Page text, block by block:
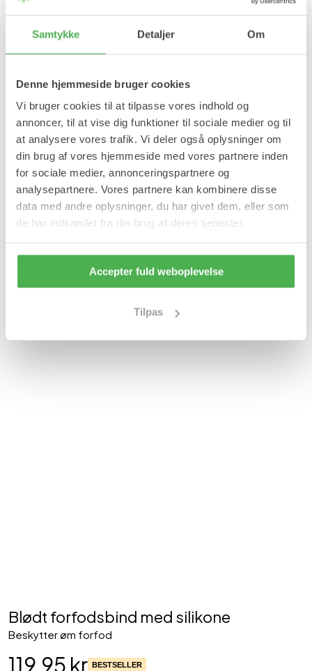
Samtykke Detaljer Om
Denne hjemmeside bruger cookies
Vi bruger cookies til at tilpasse vores indhold og
annoncer, til at vise dig funktioner til sociale medier og til
at analysere vores trafik. Vi deler også oplysninger om
din brug af vores hjemmeside med vores partnere inden
for sociale medier, annonceringspartnere og
analysepartnere. Vores partnere kan kombinere disse
data med andre oplysninger, du har givet dem, eller som
de har indsamlet fra din brug af deres tjenester.
Accepter fuld weboplevelse
Tilpas
Blødt forfodsbind med silikone
Beskytter øm forfod
119,95 kr BESTSELLER